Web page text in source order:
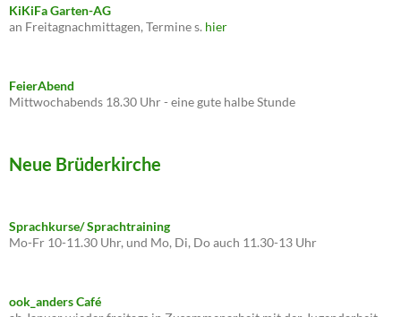
KiKiFa Garten-AG
an Freitagnachmittagen, Termine s. hier
FeierAbend
Mittwochabends 18.30 Uhr - eine gute halbe Stunde
Neue Brüderkirche
Sprachkurse/ Sprachtraining
Mo-Fr 10-11.30 Uhr, und Mo, Di, Do auch 11.30-13 Uhr
ook_anders Café